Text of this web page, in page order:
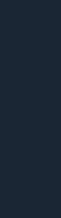
valójában igen
energiát, mint
és akaraterőre
fogod
mennyire
Itt nincsenek
kalóriabevitelt
ha
sorban, a
a legtöbb
ajánlja és